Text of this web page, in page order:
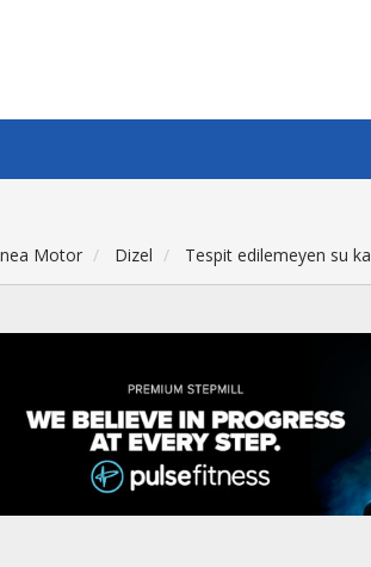
Motor Dizel Tespit edilemeyen su